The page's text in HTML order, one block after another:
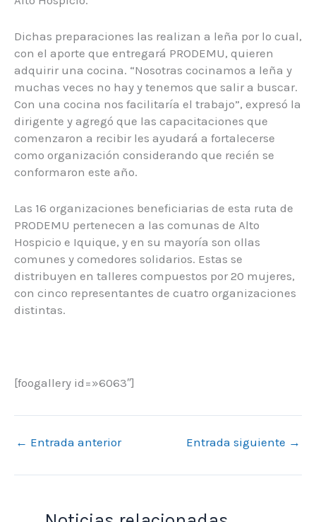
Dichas preparaciones las realizan a leña por lo cual,
con el aporte que entregará PRODEMU, quieren
adquirir una cocina. “Nosotras cocinamos a leña y
muchas veces no hay y tenemos que salir a buscar.
Con una cocina nos facilitaría el trabajo”, expresó la
dirigente y agregó que las capacitaciones que
comenzaron a recibir les ayudará a fortalecerse
como organización considerando que recién se
conformaron este año.
Las 16 organizaciones beneficiarias de esta ruta de
PRODEMU pertenecen a las comunas de Alto
Hospicio e Iquique, y en su mayoría son ollas
comunes y comedores solidarios. Estas se
distribuyen en talleres compuestos por 20 mujeres,
con cinco representantes de cuatro organizaciones
distintas.
[foogallery id=»6063″]
← Entrada anterior Entrada siguiente →